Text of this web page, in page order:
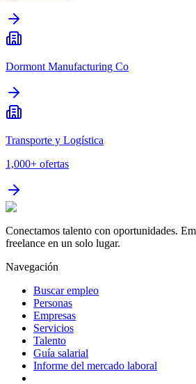
Dormont Manufacturing Co
Transporte y Logística
1,000+ ofertas
Conectamos talento con oportunidades.
freelance en un solo lugar.
Navegación
Buscar empleo
Personas
Empresas
Servicios
Talento
Guía salarial
Informe del mercado laboral